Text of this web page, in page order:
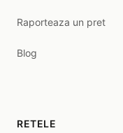
Raporteaza un pret
Blog
RETELE